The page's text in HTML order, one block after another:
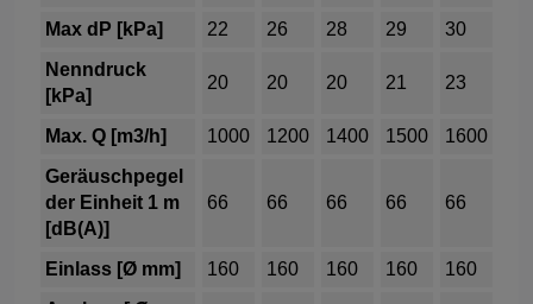
Max dP [kPa]
22 26 28 29
30
Nenndruck
[kPa]
20 20 20 21 23
Max. Q [m3/h] 1000 1200 1400 1500
1600
Geräuschpegel
der Einheit 1 m
[dB(A)]
66 66 66 66 66
Einlass [Ø mm] 160 160 160 160
160